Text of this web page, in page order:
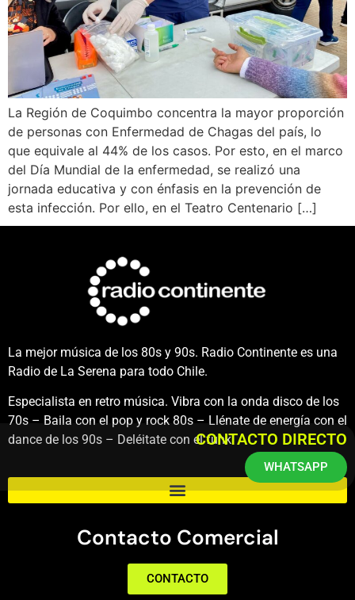
La Región de Coquimbo concentra la mayor proporción
de personas con Enfermedad de Chagas del país, lo
que equivale al 44% de los casos. Por esto, en el marco
del Día Mundial de la enfermedad, se realizó una
jornada educativa y con énfasis en la prevención de
esta infección. Por ello, en el Teatro Centenario […]
La mejor música de los 80s y 90s. Radio Continente es una
Radio de La Serena para todo Chile.
Especialista en retro música. Vibra con la onda disco de los
70s – Baila con el pop y rock 80s – Llénate de energía con el
dance de los 90s – Deléitate con el funk.
Contacto Comercial
CONTACTO
CONTACTO DIRECTO
WHATSAPP